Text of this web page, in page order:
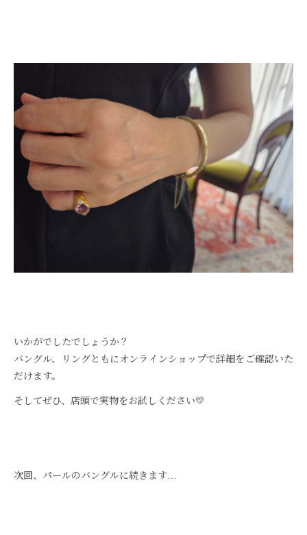
いかがでしたでしょうか？
バングル、リングともにオンラインショップで詳細をご確認いた
だけます。
そしてぜひ、店頭で実物をお試しください💛
次回、パールのバングルに続きます…